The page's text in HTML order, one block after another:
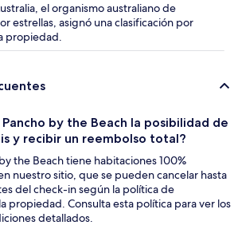
el organismo australiano de
estrellas, asignó una clasificación por
propiedad.
by the Beach la posibilidad de
y recibir un reembolso total?
the Beach tiene habitaciones 100%
nuestro sitio, que se pueden cancelar hasta
del check-in según la política de
propiedad. Consulta esta política para ver los
detallados.